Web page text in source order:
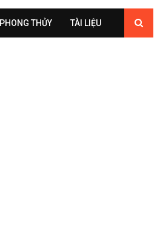
PHONG THỦY TÀI LIỆU